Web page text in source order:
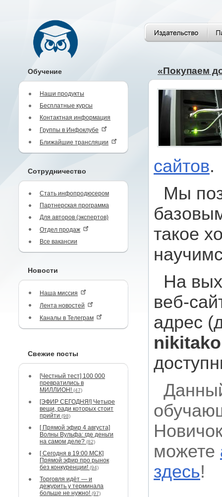
Обучение
Наши продукты
Бесплатные курсы
Контактная информация
Группы в Инфоклубе
Ближайшие трансляции
Сотрудничество
Стать инфопродюсером
Партнерская программа
Для авторов (экспертов)
Отдел продаж
Все вакансии
Новости
Наша миссия
Лента новостей
Каналы в Телеграм
Свежие посты
[Честный тест] 100 000
превратились в
МИЛЛИОН! (47)
[ЭФИР СЕГОДНЯ!] Четыре
вещи, ради которых стоит
прийти (98)
[ Прямой эфир 4 августа]
Волны Вульфа: где деньги
на самом деле? (82)
[ Сегодня в 19:00 МСК]
Прямой эфир про рынок
без конкуренции! (94)
Торговля идёт — и
дежурить у терминала
больше не нужно! (97)
«Покупаем
сайтов.
Мы
такое
На
веб-
адрес
можете
здесь!